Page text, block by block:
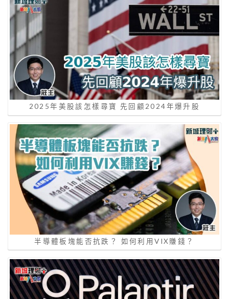
2025年美股該怎樣尋寶 先回顧2024年爆升股
半導體板塊能否抗跌？ 如何利用VIX賺錢？